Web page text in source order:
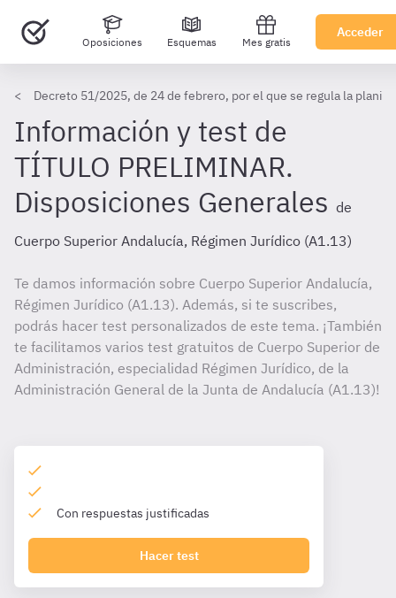
Oposiciones Esquemas Mes gratis
Acceder
Decreto 51/2025, de 24 de febrero, por el que se regula la
Información y test de
TÍTULO PRELIMINAR.
Disposiciones Generales de
Cuerpo Superior Andalucía, Régimen Jurídico (A1.13)
Te damos información sobre Cuerpo Superior Andalucía,
Régimen Jurídico (A1.13). Además, si te suscribes,
podrás hacer test personalizados de este tema. ¡También
te facilitamos varios test gratuitos de Cuerpo Superior de
Administración, especialidad Régimen Jurídico, de la
Administración General de la Junta de Andalucía (A1.13)!
Con respuestas justificadas
Hacer test